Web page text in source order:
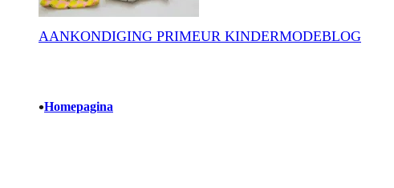
AANKONDIGING PRIMEUR KINDERMODEBLOG
•Homepagina